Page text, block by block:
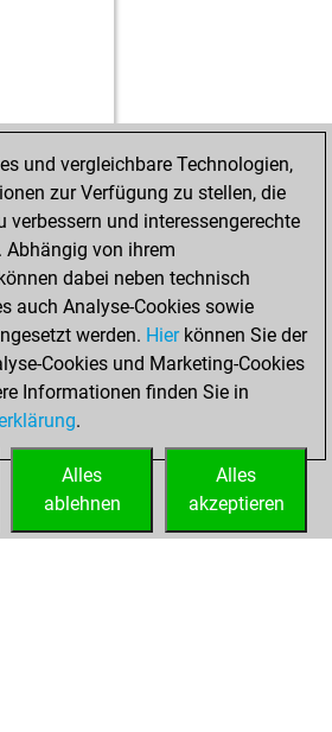
ERFOLGE
und vergleichbare Technologien,
zur Verfügung zu stellen, die
verbessern und interessengerechte
Abhängig von ihrem
dabei neben technisch
auch Analyse-Cookies sowie
werden. Hierkönnen Sie der
Cookies und Marketing-Cookies
Informationen finden Sie in
.
Alles
akzeptieren
Alles
ablehnen